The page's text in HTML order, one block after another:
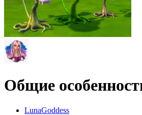
Общие
LunaGoddess